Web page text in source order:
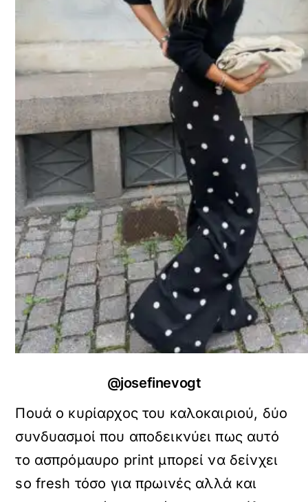
@josefinevogt
Πουά ο κυρίαρχος του καλοκαιριού, δύο
συνδυασμοί που αποδεικνύει πως αυτό
το ασπρόμαυρο print μπορεί να δείνχει
so fresh τόσο για πρωινές αλλά και